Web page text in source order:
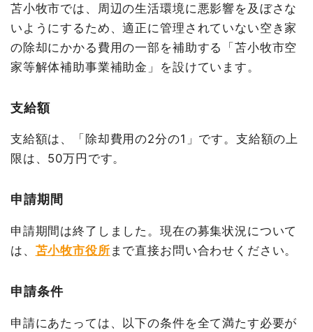
苫小牧市では、周辺の生活環境に悪影響を及ぼさな
いようにするため、適正に管理されていない空き家
の除却にかかる費用の一部を補助する「苫小牧市空
家等解体補助事業補助金」を設けています。
支給額
支給額は、「除却費用の2分の1」です。支給額の上
限は、50万円です。
申請期間
申請期間は終了しました。現在の募集状況について
は、 苫小牧市役所 まで直接お問い合わせください。
申請条件
申請にあたっては、以下の条件を全て満たす必要が